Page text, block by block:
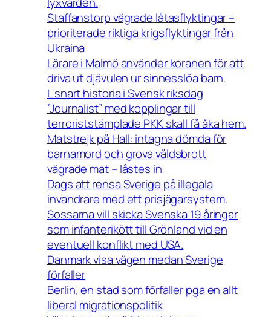
Staffanstorp vägrade låtasflyktingar –
prioriterade riktiga krigsflyktingar från
Ukraina
Lärare i Malmö använder koranen för att
driva ut djävulen ur sinnesslöa barn.
L snart historia i Svensk riksdag
”Journalist” med kopplingar till
terroriststämplade PKK skall få åka hem.
Matstrejk på Hall: intagna dömda för
barnamord och grova våldsbrott
vägrade mat – låstes in
Dags att rensa Sverige på illegala
invandrare med ett prisjägarsystem.
Sossarna vill skicka Svenska 19 åringar
som infanterikött till Grönland vid en
eventuell konflikt med USA.
Danmark visa vägen medan Sverige
förfaller
Berlin, en stad som förfaller pga en allt
liberal migrationspolitik